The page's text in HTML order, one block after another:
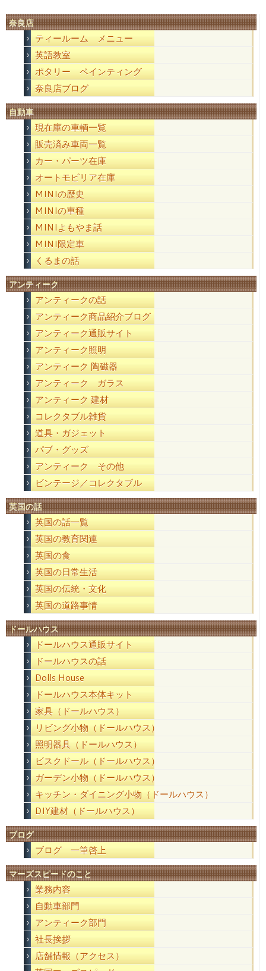
奈良店
ティールーム メニュー
英語教室
ポタリー ペインティング
奈良店ブログ
自動車
現在庫の車輌一覧
販売済み車両一覧
カー・パーツ在庫
オートモビリア在庫
MINIの歴史
MINIの車種
MINIよもやま話
MINI限定車
くるまの話
アンティーク
アンティークの話
アンティーク商品紹介ブログ
アンティーク通販サイト
アンティーク照明
アンティーク 陶磁器
アンティーク ガラス
アンティーク 建材
コレクタブル雑貨
道具・ガジェット
パブ・グッズ
アンティーク その他
ビンテージ／コレクタブル
英国の話
英国の話一覧
英国の教育関連
英国の食
英国の日常生活
英国の伝統・文化
英国の道路事情
ドールハウス
ドールハウス通販サイト
ドールハウスの話
Dolls House
ドールハウス本体キット
家具（ドールハウス）
リビング小物（ドールハウス）
照明器具（ドールハウス）
ビスクドール（ドールハウス）
ガーデン小物（ドールハウス）
キッチン・ダイニング小物（ドールハウス）
DIY建材（ドールハウス）
ブログ
ブログ 一筆啓上
マーズスピードのこと
業務内容
自動車部門
アンティーク部門
社長挨拶
店舗情報（アクセス）